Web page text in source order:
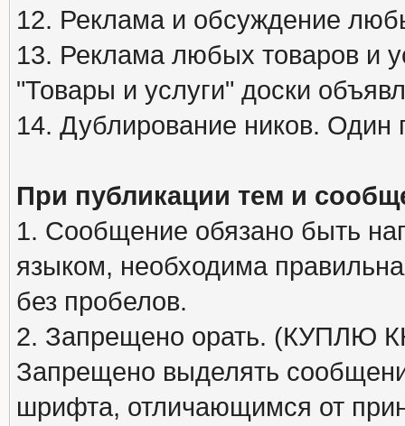
12. Реклама и обсуждение
13. Реклама любых товаров и
"Товары и услуги" доски
14. Дублирование ников. Один
При публикации тем и
1. Сообщение обязано быть
языком, необходима
без пробелов.
2. Запрещено орать. (КУПЛЮ
Запрещено выделять
шрифта, отличающимся от